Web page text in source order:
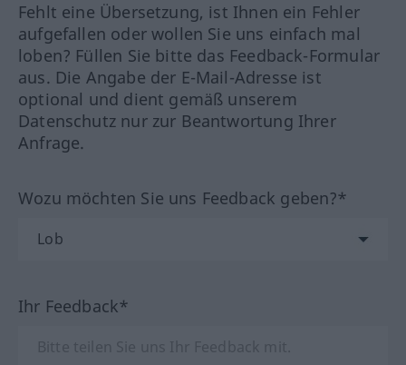
Fehlt eine Übersetzung, ist Ihnen ein Fehler
aufgefallen oder wollen Sie uns einfach mal
loben? Füllen Sie bitte das Feedback-Formular
aus. Die Angabe der E-Mail-Adresse ist
optional und dient gemäß unserem
Datenschutz nur zur Beantwortung Ihrer
Anfrage.
Wozu möchten Sie uns Feedback geben?*
Ihr Feedback*